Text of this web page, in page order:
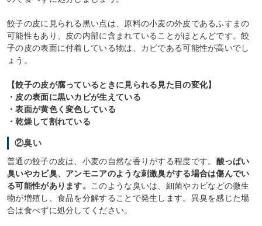
餃子の皮に見られる黒い点は、原料の小麦の外皮であるふすまの
可能性もあり、皮の内部に含まれていることがほとんどです。餃
子の皮の表面に付着している物は、カビである可能性が高いでし
ょう。
【餃子の皮が腐っているときに見られる見た目の変化】
・皮の表面に黒いカビが生えている
・表面が黄色く変色している
・乾燥して割れている
②臭い
普通の餃子の皮は、小麦の自然な香りがする程度です。 酸っぱい
臭いやカビ臭、アンモニアのような刺激臭がする場合は傷んでい
る可能性があります。
このような臭いは、細菌やカビなどの微生
物が増殖し、食品を分解することで発生します。異臭を感じた場
合は食べずに処分してください。